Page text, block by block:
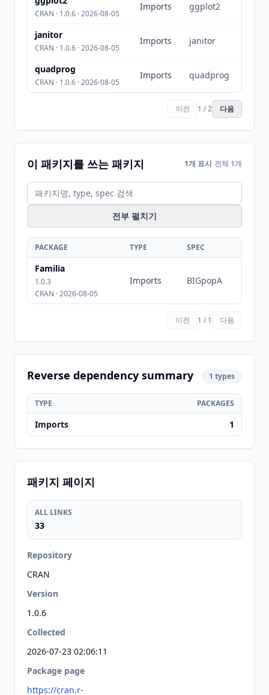
CRAN · 1.0.6 · 2026-08-05
Imports ggplot2
janitor
CRAN · 1.0.6 · 2026-08-05
Imports janitor
quadprog
CRAN · 1.0.6 · 2026-08-05
Imports quadprog
이전 1 / 2 다음
이 패키지를 쓰는 패키지 1개 표시 전체 1개
전부 펼치기
PACKAGE TYPE SPEC
Familia
1.0.3
CRAN · 2026-08-05
Imports BIGpopA
이전 1 / 1 다음
Reverse dependency summary 1 types
TYPE PACKAGES
Imports 1
패키지 페이지
ALL LINKS
33
Repository
CRAN
Version
1.0.6
Collected
2026-07-23 02:06:11
Package page
https://cran.r-